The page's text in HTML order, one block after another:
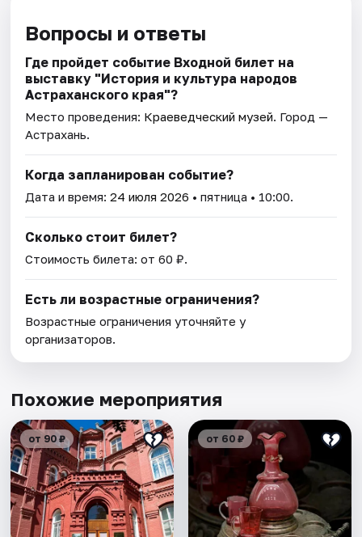
Вопросы и ответы
Где пройдет событие Входной билет на
выставку "История и культура народов
Астраханского края"?
Место проведения: Краеведческий музей. Город —
Астрахань.
Когда запланирован событие?
Дата и время:24 июля 2026 • пятница • 10:00.
Сколько стоит билет?
Стоимость билета: от 60 ₽.
Есть ли возрастные ограничения?
Возрастные ограничения уточняйте у
организаторов.
Похожие мероприятия
от 90 ₽ от 60 ₽